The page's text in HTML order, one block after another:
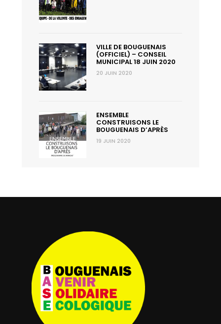
VILLE DE BOUGUENAIS
(OFFICIEL) – CONSEIL
MUNICIPAL 18 JUIN 2020
20 JUIN 2020
ENSEMBLE
CONSTRUISONS LE
BOUGUENAIS D’APRÈS
19 JUIN 2020